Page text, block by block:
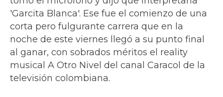
'Garcita Blanca'. Ese fue el comienzo de una
corta pero fulgurante carrera que en la
noche de este viernes llegó a su punto final
al ganar, con sobrados méritos el reality
musical A Otro Nivel del canal Caracol de la
televisión colombiana.